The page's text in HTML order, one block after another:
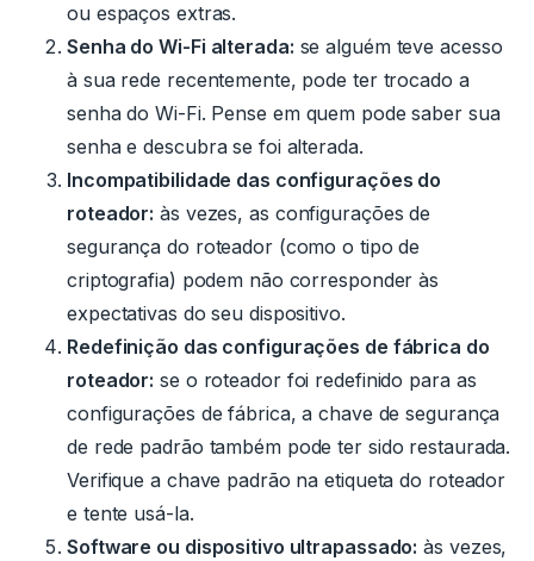
ou espaços extras.
Senha do Wi-Fi alterada: se alguém teve acesso
à sua rede recentemente, pode ter trocado a
senha do Wi-Fi. Pense em quem pode saber sua
senha e descubra se foi alterada.
Incompatibilidade das configurações do
roteador: às vezes, as configurações de
segurança do roteador (como o tipo de
criptografia) podem não corresponder às
expectativas do seu dispositivo.
Redefinição das configurações de fábrica do
roteador: se o roteador foi redefinido para as
configurações de fábrica, a chave de segurança
de rede padrão também pode ter sido restaurada.
Verifique a chave padrão na etiqueta do roteador
e tente usá-la.
Software ou dispositivo ultrapassado: às vezes,